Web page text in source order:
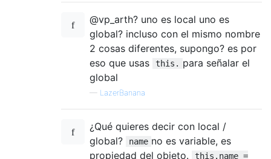
@vp_arth? uno es local uno es
global? incluso con el mismo nombre
2 cosas diferentes, supongo? es por
eso que usas
this. para señalar el
global
— LazerBanana
¿Qué quieres decir con local /
global?
name no es variable, es
propiedad del objeto.
this.name =